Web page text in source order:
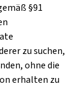
§91
zu suchen,
ohne die
erhalten zu